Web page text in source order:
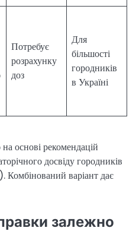
Потребує
розрахунку
доз
Для
більшості
городників
в Україні
основі рекомендацій
досвіду городників
варіант дає
залежно